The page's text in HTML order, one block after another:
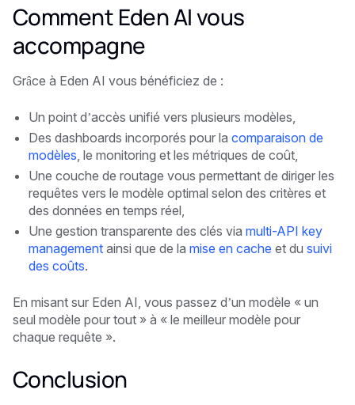
Comment Eden AI vous
accompagne
Grâce à Eden AI vous bénéficiez de :
Un point d’accès unifié vers plusieurs modèles,
Des dashboards incorporés pour la comparaison de
modèles , le monitoring et les métriques de coût,
Une couche de routage vous permettant de diriger les
requêtes vers le modèle optimal selon des critères et
des données en temps réel,
Une gestion transparente des clés via multi-API key
management ainsi que de la mise en cache et du suivi
des coûts.
En misant sur Eden AI, vous passez d’un modèle « un
seul modèle pour tout » à « le meilleur modèle pour
chaque requête ».
Conclusion